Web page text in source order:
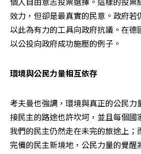
效力，但卻是最真實的民意。政府若
以此為有力的工具向政府抗議。在德
以公投向政府成功施壓的例子。
環境與公民力量相互依存
考夫曼也強調，環境與真正的公民力
接民主的路途也許坎坷，並且每個國
我們的民主仍然走在未完的旅途上；
完備的民主新境地，公民力量的覺醒